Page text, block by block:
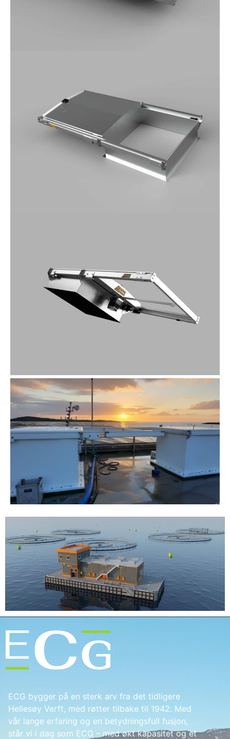
ECG bygger på en sterk arv fra det tidligere
Hellesøy Verft, med røtter tilbake til 1942. Med
vår lange erfaring og en betydningsfull fusjon,
står vi i dag som ECG – med økt kapasitet og et